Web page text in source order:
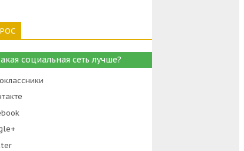
социальная сеть лучше?